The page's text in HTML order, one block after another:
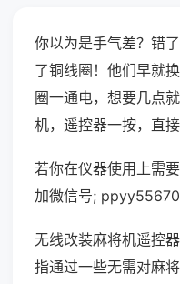
你以为是手气差？错
了铜线圈！他们早就
圈一通电，想要几点
机，遥控器一按，直
若你在仪器使用上需
加微信号; ppyy55670
无线改装麻将机遥控
指通过一些无需对麻